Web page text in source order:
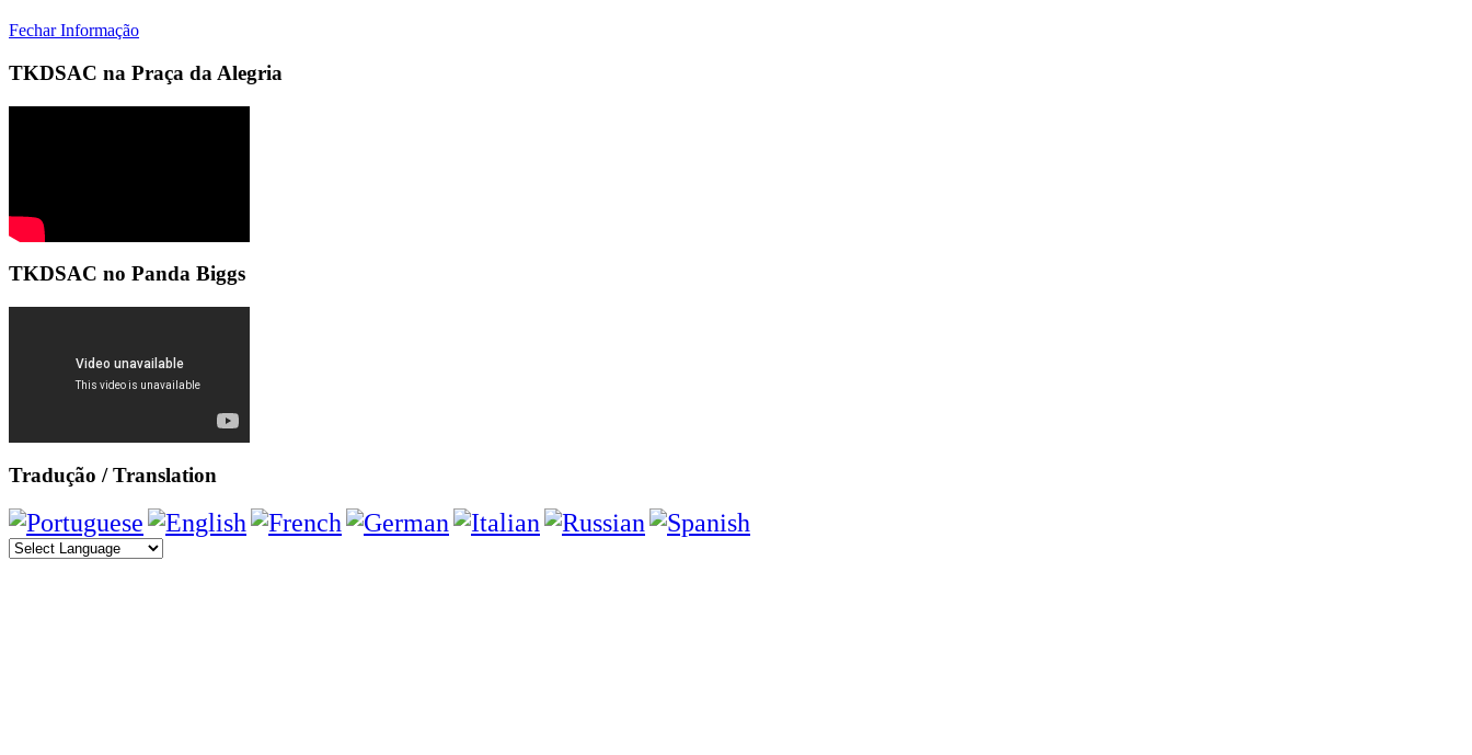
Fechar Informação
TKDSAC na Praça da Alegria
TKDSAC no Panda Biggs
Tradução / Translation